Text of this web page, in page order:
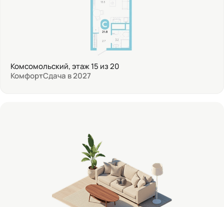
Комсомольский, этаж 15 из 20
КомфортСдача в 2027